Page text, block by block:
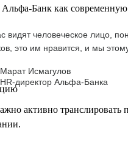
Банк как
видят человеческое лицо,
это им нравится, и мы
Марат Исмагулов
HR-директор Альфа-Банка
активно транслировать